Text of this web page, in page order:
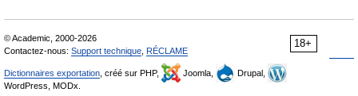
18+
© Academic, 2000-2026
Contactez-nous: Support technique RÉCLAME
Dictionnaires exportation , créé sur PHP, Joomla,
Drupal,
WordPress, MODx.